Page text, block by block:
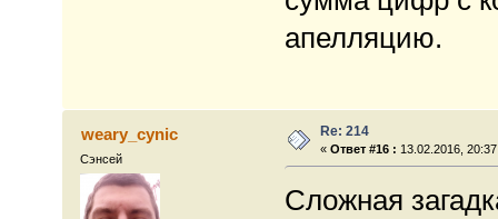
апелляцию.
weary_cynic
Сэнсей
Re: 214
«Ответ #16 : 13.02.2016,
Сложная